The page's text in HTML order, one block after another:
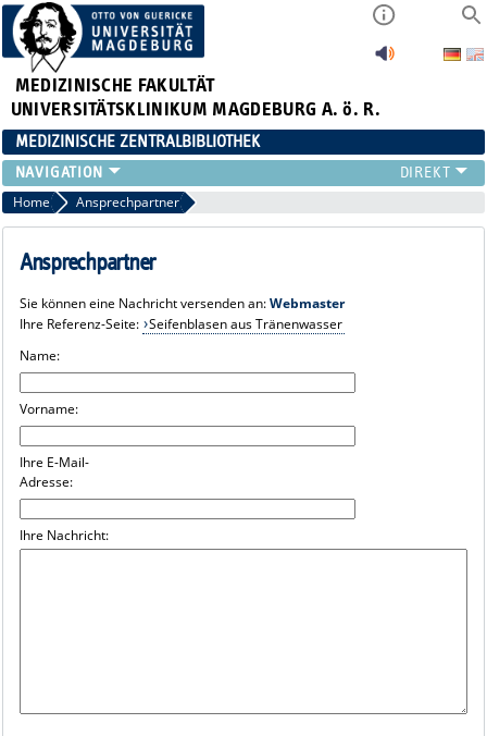
MEDIZINISCHE FAKULTÄT
UNIVERSITÄTSKLINIKUM MAGDEBURG A. ö. R.
MEDIZINISCHE ZENTRALBIBLIOTHEK
LITERATURSUCHE
SERVICE
INFORMATIONSKOMPETENZ
PUBLIZIEREN
SUCHE A-Z
Home Ansprechpartner
Ansprechpartner
Sie können eine Nachricht versenden an:Webmaster
Ihre Referenz-Seite: Seifenblasen aus Tränenwasser
Name:
Vorname:
Ihre E-Mail-
Adresse:
Ihre Nachricht: